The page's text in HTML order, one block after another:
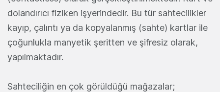
dolandırıcı fiziken işyerindedir. Bu tür sahtecilikler
kayıp, çalıntı ya da kopyalanmış (sahte) kartlar ile
çoğunlukla manyetik şeritten ve şifresiz olarak,
yapılmaktadır.
Sahteciliğin en çok görüldüğü mağazalar;